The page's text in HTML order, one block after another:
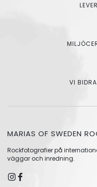
VI
MARIAS OF SWEDEN
Rockfotografier på
väggar och inredning.